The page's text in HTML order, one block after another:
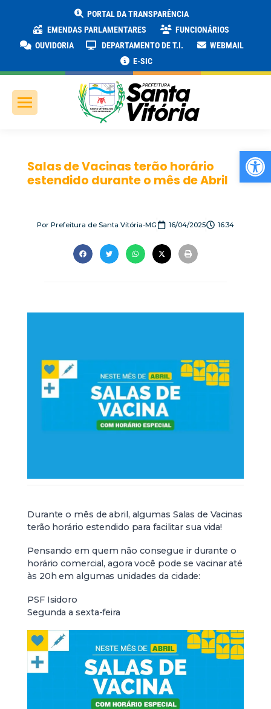
PORTAL DA TRANSPARÊNCIA
EMENDAS PARLAMENTARES
FUNCIONÁRIOS
OUVIDORIA
DEPARTAMENTO DE T.I.
WEBMAIL
E-SIC
Salas de Vacinas terão horário
estendido durante o mês de Abril
Por Prefeitura de Santa Vitória-MG 16/04/2025 16:34
Durante o mês de abril, algumas Salas de Vacinas
terão horário estendido para facilitar sua vida!
Pensando em quem não consegue ir durante o
horário comercial, agora você pode se vacinar até
às 20h em algumas unidades da cidade:
PSF Isidoro
Segunda a sexta-feira